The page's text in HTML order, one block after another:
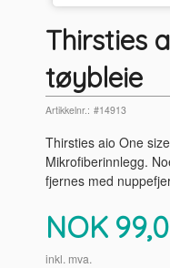
Thirsties
tøybleie
Artikkelnr.: #14913
Thirsties aio One
Mikrofiberinnlegg.
fjernes med
Pris
NOK
inkl. mva.